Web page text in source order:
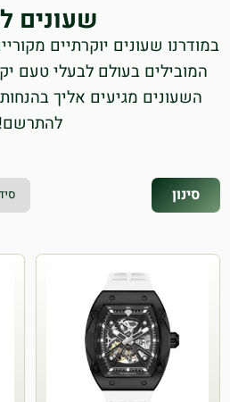
שעונים
במודרנו שעונים יוקרתיים
המובילים בעולם לבעלי טעם
השעונים מגיעים אליך
להתרשם!
סינון